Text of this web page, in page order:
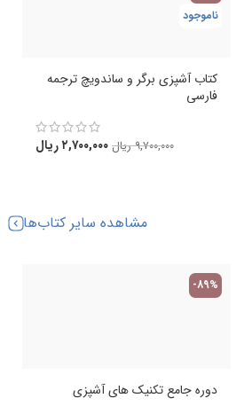
ناموجود
کتاب آشپزی برگر و ساندویچ ترجمه
فارسی
۹,۷۰۰,۰۰۰ ریال ۲,۷۰۰,۰۰۰ریال
مشاهده سایر کتاب‌ها
-89%
دوره جامع تکنیک های آشپزی